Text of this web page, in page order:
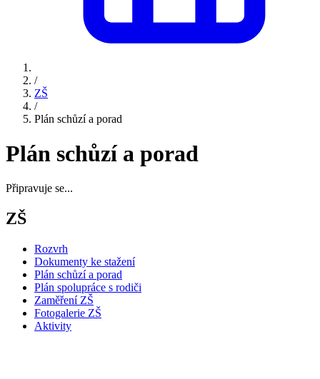
/
ZŠ
/
Plán schůzí a porad
Plán schůzí a porad
Připravuje se...
ZŠ
Rozvrh
Dokumenty ke stažení
Plán schůzí a porad
Plán spolupráce s rodiči
Zaměření ZŠ
Fotogalerie ZŠ
Aktivity